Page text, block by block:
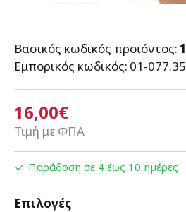
16,00€
Τιμή με ΦΠΑ
Βασικός κωδικός προϊόντος:
Εμπορικός κωδικός: 01-
Παράδοση σε 4 έως 10 ημέρες
Επιλογές